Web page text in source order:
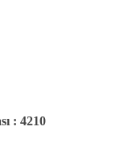
: 4210